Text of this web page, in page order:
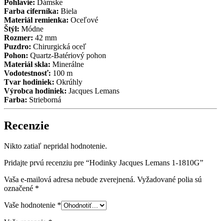
Pohlavie: Dámske
Farba ciferníka: Biela
Materiál remienka: Oceľové
Štýl: Módne
Rozmer: 42 mm
Puzdro: Chirurgická oceľ
Pohon: Quartz-Batériový pohon
Materiál skla: Minerálne
Vodotestnosť: 100 m
Tvar hodiniek: Okrúhly
Výrobca hodiniek: Jacques Lemans
Farba: Strieborná
Recenzie
Nikto zatiaľ nepridal hodnotenie.
Pridajte prvú recenziu pre “Hodinky Jacques Lemans 1-1810G”
Vaša e-mailová adresa nebude zverejnená. Vyžadované polia sú
označené *
Vaše hodnotenie *